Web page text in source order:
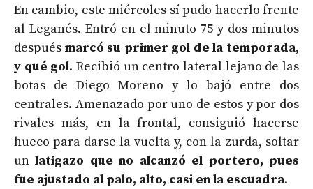
En cambio, este miércoles sí pudo hacerlo frente
al Leganés. Entró en el minuto 75 y dos minutos
después marcó su primer gol de la temporada,
y qué gol. Recibió un centro lateral lejano de las
botas de Diego Moreno y lo bajó entre dos
centrales. Amenazado por uno de estos y por dos
rivales más, en la frontal, consiguió hacerse
hueco para darse la vuelta y, con la zurda, soltar
unlatigazo que no alcanzó el portero, pues
fue ajustado al palo, alto, casi en la escuadra.